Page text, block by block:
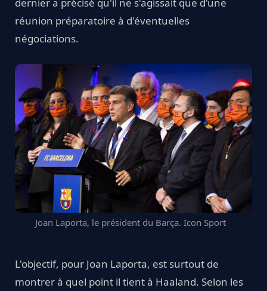
réunion préparatoire à d'éventuelles
négociations.
Joan Laporta, le président du Barça. Icon Sport
L'objectif, pour Joan Laporta, est surtout de
montrer à quel point il tient à Haaland. Selon les